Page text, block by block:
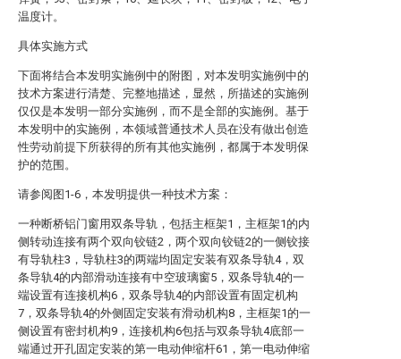
温度计。
具体实施方式
下面将结合本发明实施例中的附图，对本发明实施例中的
技术方案进行清楚、完整地描述，显然，所描述的实施例
仅仅是本发明一部分实施例，而不是全部的实施例。基于
本发明中的实施例，本领域普通技术人员在没有做出创造
性劳动前提下所获得的所有其他实施例，都属于本发明保
护的范围。
请参阅图1-6，本发明提供一种技术方案：
一种断桥铝门窗用双条导轨，包括主框架1，主框架1的内
侧转动连接有两个双向铰链2，两个双向铰链2的一侧铰接
有导轨柱3，导轨柱3的两端均固定安装有双条导轨4，双
条导轨4的内部滑动连接有中空玻璃窗5，双条导轨4的一
端设置有连接机构6，双条导轨4的内部设置有固定机构
7，双条导轨4的外侧固定安装有滑动机构8，主框架1的一
侧设置有密封机构9，连接机构6包括与双条导轨4底部一
端通过开孔固定安装的第一电动伸缩杆61，第一电动伸缩